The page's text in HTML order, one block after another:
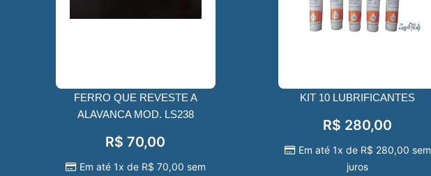
FERRO QUE REVESTE A
ALAVANCA MOD. LS238
R$ 70,00
Em até 1x de R$ 70,00 sem
KIT 10 LUBRIFICANTES
R$ 280,00
Em até 1x de R$ 280,00 sem
juros